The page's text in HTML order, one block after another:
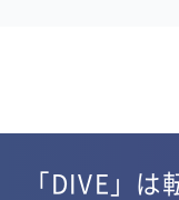
「DIVE」